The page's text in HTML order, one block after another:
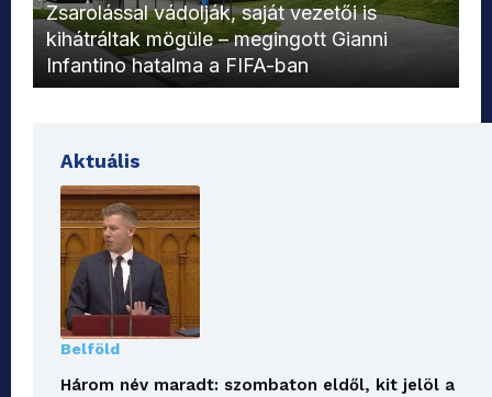
Zsarolással vádolják, saját vezetői is
kihátráltak mögüle – megingott Gianni
Infantino hatalma a FIFA-ban
Aktuális
Belföld
Három név maradt: szombaton eldől, kit jelöl a